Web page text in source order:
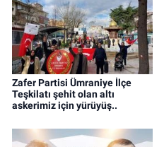
Zafer Partisi Ümraniye İlçe
Teşkilatı şehit olan altı
askerimiz için yürüyüş..